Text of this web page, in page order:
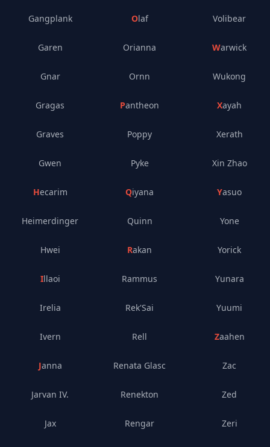
Gangplank
Garen
Gnar
Gragas
Graves
Gwen
Hecarim
Heimerdinger
Hwei
Illaoi
Irelia
Ivern
Janna
Jarvan IV.
Jax
Olaf
Orianna
Ornn
Pantheon
Poppy
Pyke
Qiyana
Quinn
Rakan
Rammus
Rek'Sai
Rell
Renata Glasc
Renekton
Rengar
Volibear
Warwick
Wukong
Xayah
Xerath
Xin Zhao
Yasuo
Yone
Yorick
Yunara
Yuumi
Zaahen
Zac
Zed
Zeri